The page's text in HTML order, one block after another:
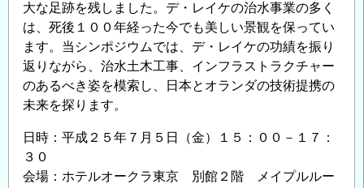
大な足跡を残しました。デ・レイケの治水事業の多く
は、死後１００年経った今でも美しい景観を保ってい
ます。当シンポジウムでは、デ・レイケの功績を振り
返りながら、治水土木工事、インフラストラクチャー
のあるべき姿を模索し、日本とオランダの技術提携の
未来を探ります。
日時：平成２５年７月５日（金）１５：００－１７：
３０
会場：ホテルオークラ東京 別館２階 メイプルルー